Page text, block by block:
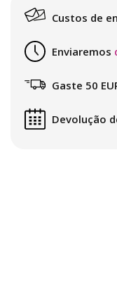
Custos de
Enviaremos
Gaste 50
Devolução